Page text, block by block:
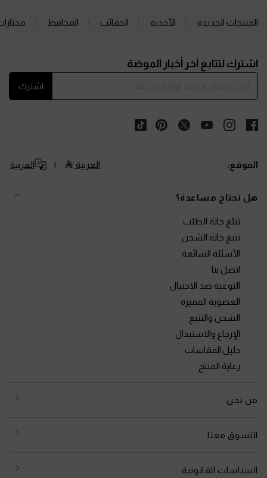
المنتجات الجديدة الأحذية الحقائب المحافظ
اشترك لتتابع آخر أخبار الموضة
اشترك
الموقع: العربية العربية
هل تحتاج مساعدة؟
تتبّع حالة الطلب
تتبع حالة الشحن
الأسئلة الشائعة
اتصل بنا
التوعية ضد الاحتيال
العضوية المميزة
الشحن والتتبع
الإرجاع والاستبدال
دليل المقاسات
رعاية المنتج
من نحن
التسوق معنا
السياسات القانونية